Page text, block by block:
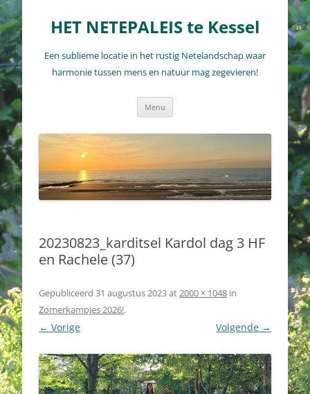
inhoud
HET NETEPALEIS te Kessel
Een sublieme locatie in het rustig Netelandschap waar
harmonie tussen mens en natuur mag zegevieren!
Menu
20230823_karditsel Kardol dag 3 HF
en Rachele (37)
Gepubliceerd 31 augustus 2023at2000 × 1048 in
Zomerkampjes 2026!.
← Vorige Volgende →